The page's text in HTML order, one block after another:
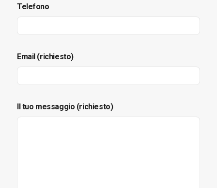
Telefono
Email (richiesto)
Il tuo messaggio (richiesto)